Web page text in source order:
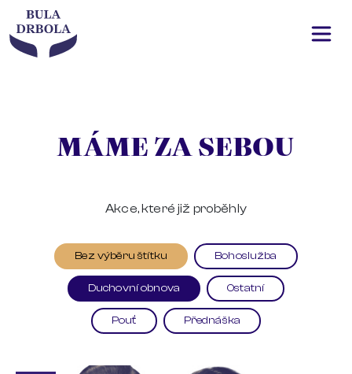
MÁME ZA SEBOU
Akce, které již proběhly
Bez výběru štítku Bohoslužba
Duchovní obnova Ostatní
Pouť Přednáška